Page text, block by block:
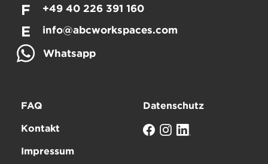
F +49 40 226 391 160
E
info@abcworkspaces.com
Whatsapp
FAQ
Kontakt
Impressum
Datenschutz